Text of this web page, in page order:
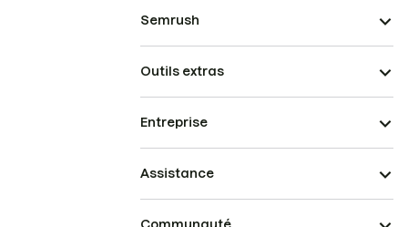
Semrush
Outils extras
Entreprise
Assistance